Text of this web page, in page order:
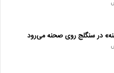
در سنگلج روی صحنه می‌رود